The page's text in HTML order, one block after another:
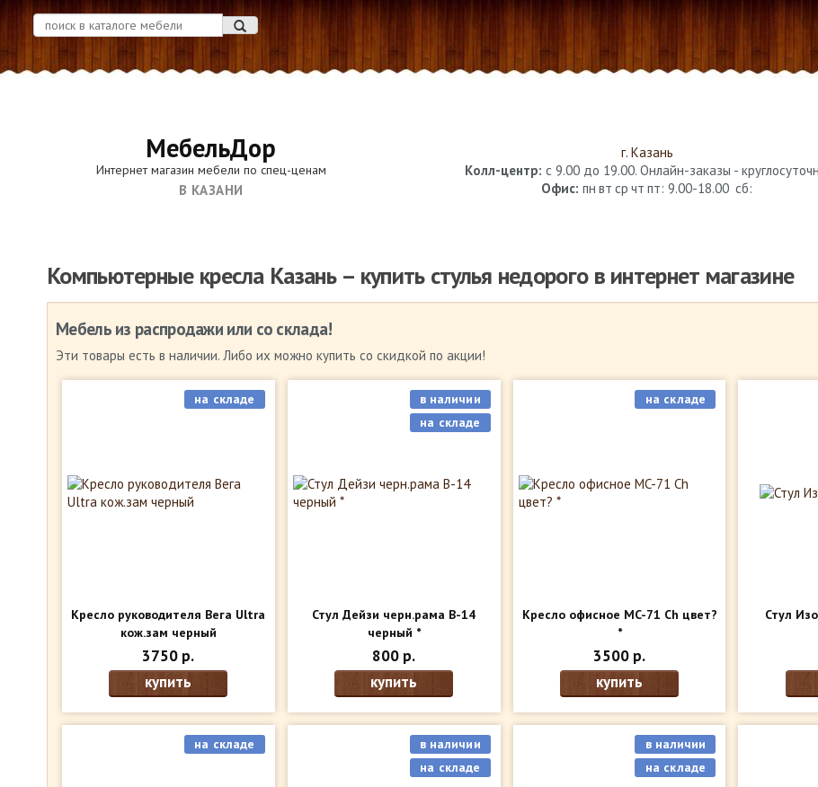
МебельДор
Интернет магазин мебели по спец-ценам
В КАЗАНИ
г. Казань
Колл-центр: с 9.00 до 19.00. Онлайн-заказы -
Офис: пн вт ср чт пт: 9.00-18.00 сб:
Компьютерные кресла Казань – купить стулья недорого в интернет магазине
Мебель из распродажи или со склада!
Эти товары есть в наличии. Либо их можно купить со скидкой по акции!
Кресло руководителя Вега Ultra
кож.зам черный
на складе
3750 р.
купить
Стул Дейзи черн.рама В-14
черный *
в наличии
на складе
800 р.
купить
Кресло офисное MC-71 Ch цвет?
*
на складе
3500 р.
купить
Стул
на складе
в наличии
на складе
в наличии
на складе